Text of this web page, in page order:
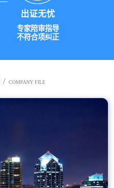
出证无忧
专家陪审指导
不符合项纠正
/ COMPANY FILE